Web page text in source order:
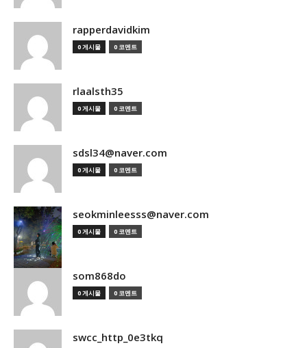
rapperdavidkim
0 게시물 0 코멘트
rlaalsth35
0 게시물 0 코멘트
sdsl34@naver.com
0 게시물 0 코멘트
seokminleesss@naver.com
0 게시물 0 코멘트
som868do
0 게시물 0 코멘트
swcc_http_0e3tkq